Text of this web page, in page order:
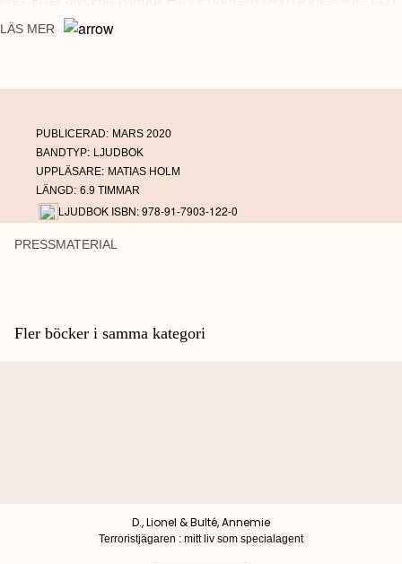
intryck från nätterna på berget, tiden i koma och minuterna
som död. Slutligen inser han att det han upplevt kanske har en
LÄS MER
PUBLICERAD: MARS 2020
BANDTYP: LJUDBOK
UPPLÄSARE: MATIAS HOLM
LÄNGD: 6.9 TIMMAR
LJUDBOK ISBN: 978-91-7903-122-0
PRESSMATERIAL
Fler böcker i samma kategori
D., Lionel & Bulté, Annemie
Terroristjägaren : mitt liv som specialagent